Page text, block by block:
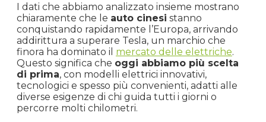
I dati che abbiamo analizzato insieme mostrano
chiaramente che le auto cinesi stanno
conquistando rapidamente l’Europa, arrivando
addirittura a superare Tesla, un marchio che
finora ha dominato il mercato delle elettriche.
Questo significa che oggi abbiamo più scelta
di prima, con modelli elettrici innovativi,
tecnologici e spesso più convenienti, adatti alle
diverse esigenze di chi guida tutti i giorni o
percorre molti chilometri.